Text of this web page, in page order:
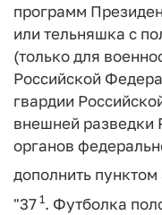
программ
или тельняшка с
(только для
Российской
гвардии
внешней разведки
органов
дополнить пунктом
"37 1. Футболка